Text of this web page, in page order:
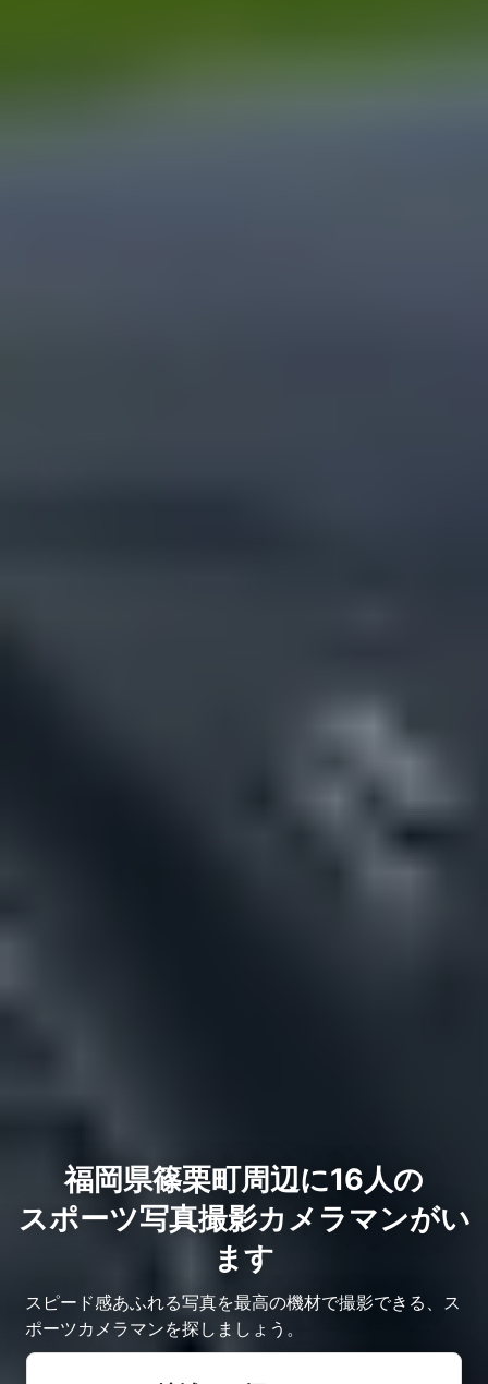
福岡県篠栗町周辺に16人の
スポーツ写真撮影カメラマンがい
ます
スピード感あふれる写真を最高の機材で撮影できる、ス
ポーツカメラマンを探しましょう。